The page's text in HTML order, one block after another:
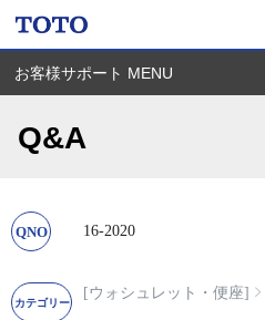
お客様サポート MENU
Q&A
16-2020
[ウォシュレット・便座]